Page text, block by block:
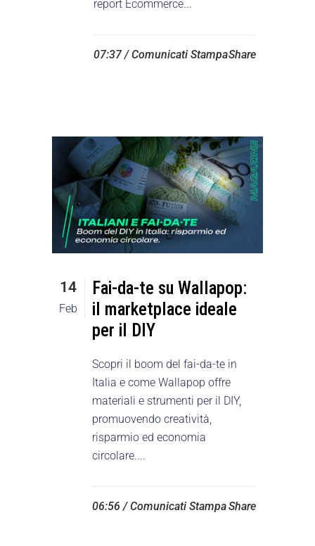
report Ecommerce...
07:37 /Comunicati StampaShare
14
Feb
Fai-da-te su Wallapop:
il marketplace ideale
per il DIY
Scopri il boom del fai-da-te in
Italia e come Wallapop offre
materiali e strumenti per il DIY,
promuovendo creatività,
risparmio ed economia
circolare....
06:56 /Comunicati StampaShare